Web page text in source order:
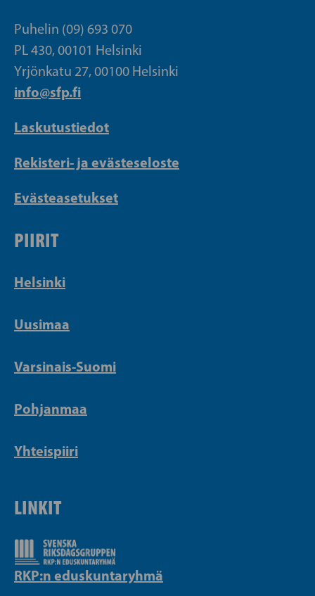
Puhelin (09) 693 070
PL 430, 00101 Helsinki
Yrjönkatu 27, 00100 Helsinki
info@sfp.fi
Laskutustiedot
Rekisteri- ja evästeseloste
Evästeasetukset
PIIRIT
Helsinki
Uusimaa
Varsinais-Suomi
Pohjanmaa
Yhteispiiri
LINKIT
RKP:n eduskuntaryhmä